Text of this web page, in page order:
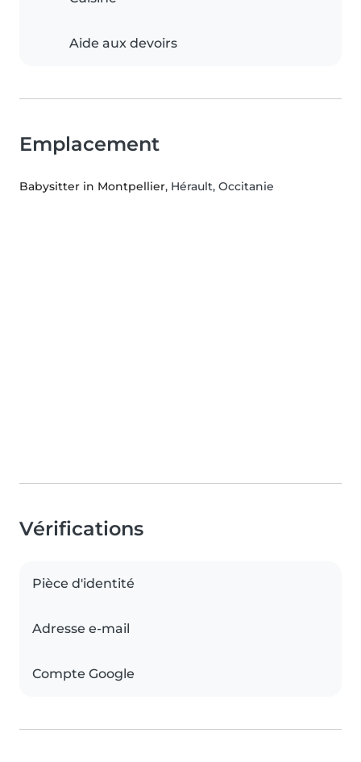
Aide aux devoirs
Emplacement
Babysitter in Montpellier, Hérault, Occitanie
Vérifications
Pièce d'identité
Adresse e-mail
Compte Google